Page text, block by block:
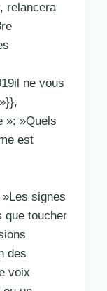
relancera
ne vous
»: »Quels
est
signes
que toucher
des
voix